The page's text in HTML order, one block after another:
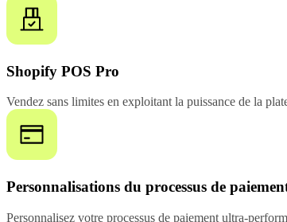
Shopify POS Pro
Vendez sans limites en exploitant la puissance de la
Personnalisations du processus de
Personnalisez votre processus de paiement ultra-